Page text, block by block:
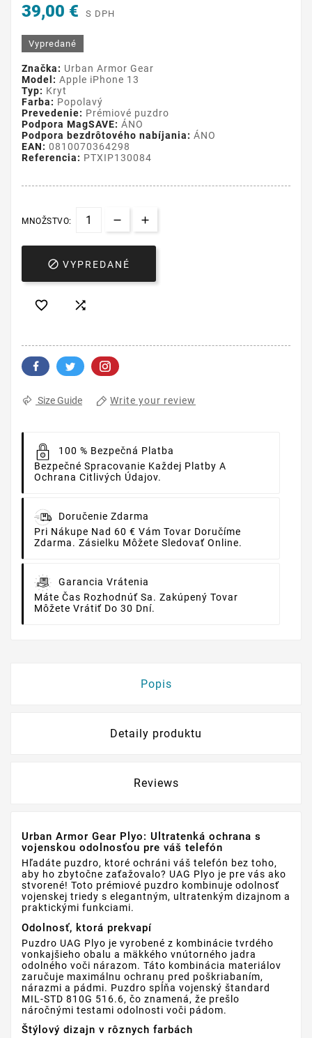
39,00 € S DPH
Vypredané
Značka: Urban Armor Gear
Model: Apple iPhone 13
Typ: Kryt
Farba: Popolavý
Prevedenie: Prémiové puzdro
Podpora MagSAVE: ÁNO
Podpora bezdrôtového nabíjania: ÁNO
EAN: 0810070364298
Referencia: PTXIP130084
MNOŽSTVO:
 VYPREDANÉ
 
Size Guide Write your review
100 % Bezpečná Platba
Bezpečné Spracovanie Každej Platby A
Ochrana Citlivých Údajov.
Doručenie Zdarma
Pri Nákupe Nad 60 € Vám Tovar Doručíme
Zdarma. Zásielku Môžete Sledovať Online.
Garancia Vrátenia
Máte Čas Rozhodnúť Sa. Zakúpený Tovar
Môžete Vrátiť Do 30 Dní.
Popis
Detaily produktu
Reviews
Urban Armor Gear Plyo: Ultratenká ochrana s
vojenskou odolnosťou pre váš telefón
Hľadáte puzdro, ktoré ochráni váš telefón bez toho,
aby ho zbytočne zaťažovalo? UAG Plyo je pre vás ako
stvorené! Toto prémiové puzdro kombinuje odolnosť
vojenskej triedy s elegantným, ultratenkým dizajnom a
praktickými funkciami.
Odolnosť, ktorá prekvapí
Puzdro UAG Plyo je vyrobené z kombinácie tvrdého
vonkajšieho obalu a mäkkého vnútorného jadra
odolného voči nárazom. Táto kombinácia materiálov
zaručuje maximálnu ochranu pred poškriabaním,
nárazmi a pádmi. Puzdro spĺňa vojenský štandard
MIL-STD 810G 516.6, čo znamená, že prešlo
náročnými testami odolnosti voči pádom.
Štýlový dizajn v rôznych farbách